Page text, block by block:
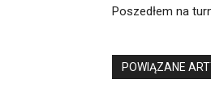
Poszedłem na
POWIĄZANE